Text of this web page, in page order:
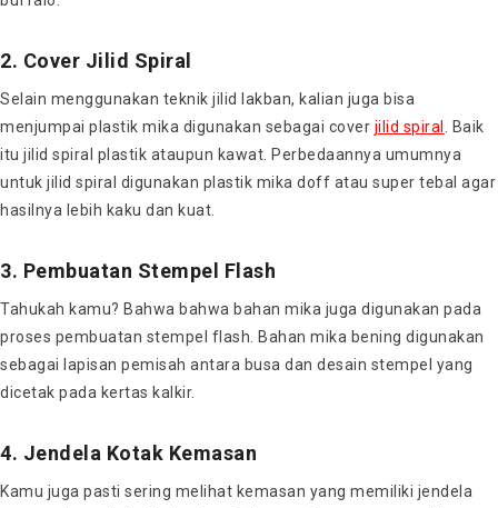
2. Cover Jilid Spiral
Selain menggunakan teknik jilid lakban, kalian juga bisa
menjumpai plastik mika digunakan sebagai cover jilid spiral
. Baik
itu jilid spiral plastik ataupun kawat. Perbedaannya umumnya
untuk jilid spiral digunakan plastik mika doff atau super tebal agar
hasilnya lebih kaku dan kuat.
3. Pembuatan Stempel Flash
Tahukah kamu? Bahwa bahwa bahan mika juga digunakan pada
proses pembuatan stempel flash. Bahan mika bening digunakan
sebagai lapisan pemisah antara busa dan desain stempel yang
dicetak pada kertas kalkir.
4. Jendela Kotak Kemasan
Kamu juga pasti sering melihat kemasan yang memiliki jendela